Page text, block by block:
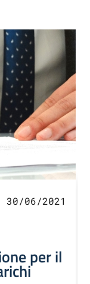
30/06/2021
per il